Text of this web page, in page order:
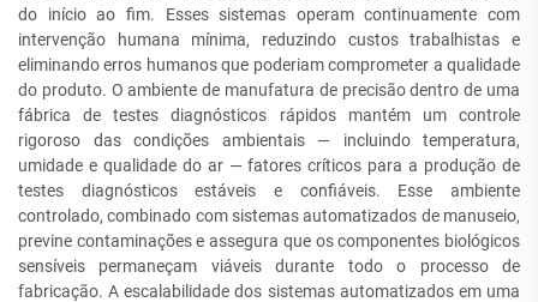
do início ao fim. Esses sistemas operam continuamente com
intervenção humana mínima, reduzindo custos trabalhistas e
eliminando erros humanos que poderiam comprometer a qualidade
do produto. O ambiente de manufatura de precisão dentro de uma
fábrica de testes diagnósticos rápidos mantém um controle
rigoroso das condições ambientais — incluindo temperatura,
umidade e qualidade do ar — fatores críticos para a produção de
testes diagnósticos estáveis e confiáveis. Esse ambiente
controlado, combinado com sistemas automatizados de manuseio,
previne contaminações e assegura que os componentes biológicos
sensíveis permaneçam viáveis durante todo o processo de
fabricação. A escalabilidade dos sistemas automatizados em uma